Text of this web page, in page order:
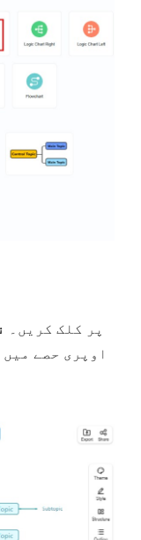
پر کلک کریں۔
اوپری حصے